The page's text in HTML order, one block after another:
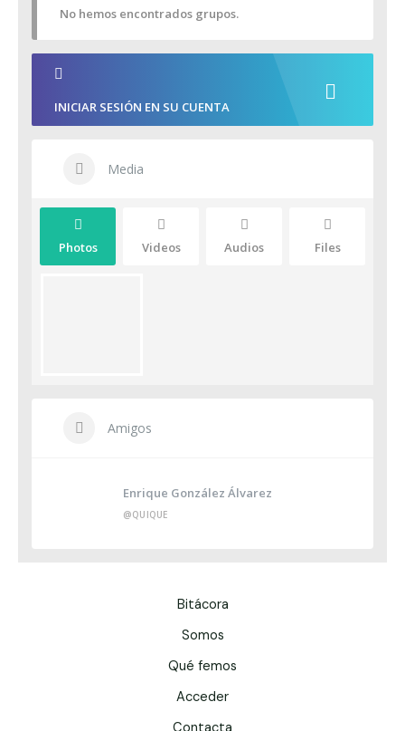
No hemos encontrados grupos.
INICIAR SESIÓN EN SU CUENTA
Media
Photos Videos Audios Files
Amigos
Enrique González Álvarez
@QUIQUE
Bitácora
Somos
Qué femos
Acceder
Contacta